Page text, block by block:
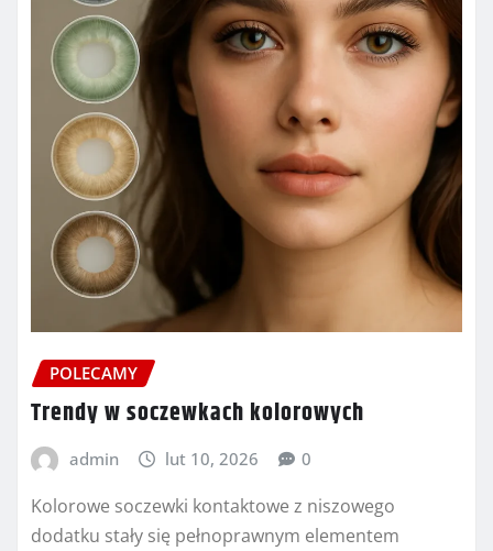
POLECAMY
Trendy w soczewkach kolorowych
admin lut 10, 2026 0
Kolorowe soczewki kontaktowe z niszowego
dodatku stały się pełnoprawnym elementem